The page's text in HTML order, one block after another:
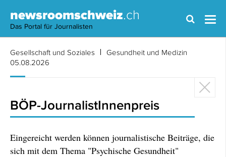
newsroomschweiz.ch
Das Portal für Journalisten
Gesellschaft und Soziales
Gesundheit und Medizin
05.08.2026
BÖP-JournalistInnenpreis
Eingereicht werden können journalistische Beiträge, die
sich mit dem Thema "Psychische Gesundheit"